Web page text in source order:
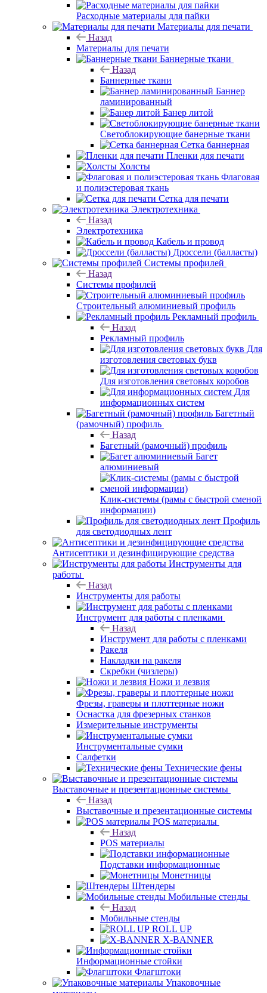
Расходные материалы для пайки
Материалы для печати
Назад
Материалы для печати
Баннерные ткани
Назад
Баннерные ткани
Баннер
ламинированный
Банер литой
Светоблокирующие банерные ткани
Сетка баннерная
Пленки для печати
Холсты
Флаговая
и полиэстеровая ткань
Сетка для печати
Электротехника
Назад
Электротехника
Кабель и провод
Дроссели (балласты)
Системы профилей
Назад
Системы профилей
Строительный алюминиевый профиль
Рекламный профиль
Назад
Рекламный профиль
Для
изготовления световых букв
Для изготовления световых коробов
Для
информационных систем
Багетный
(рамочный) профиль
Назад
Багетный (рамочный) профиль
Багет
алюминиевый
Клик-системы (рамы с быстрой сменой
информации)
Профиль
для светодиодных лент
Антисептики и дезинфицирующие средства
Инструменты для
работы
Назад
Инструменты для работы
Инструмент для работы с пленками
Назад
Инструмент для работы с пленками
Ракеля
Накладки на ракеля
Скребки (чизлеры)
Ножи и лезвия
Фрезы, граверы и плоттерные ножи
Оснастка для фрезерных станков
Измерительные инструменты
Инструментальные сумки
Салфетки
Технические фены
Выставочные и презентационные системы
Назад
Выставочные и презентационные системы
POS материалы
Назад
POS материалы
Подставки информационные
Монетницы
Штендеры
Мобильные стенды
Назад
Мобильные стенды
ROLL UP
X-BANNER
Информационные стойки
Флагштоки
Упаковочные